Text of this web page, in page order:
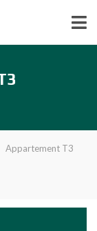
Appartement T3